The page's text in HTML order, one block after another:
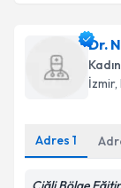
Dr.
oluşturun.
takvim
Dr.
İzmir,
Adres 1